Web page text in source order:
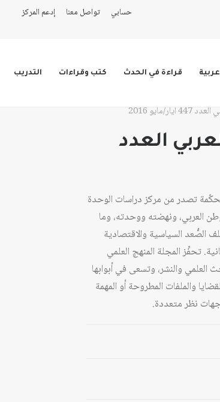
حسابي تواصل معنا إدعم المركز
قراءة في الحدث كتب وقراءات التدريب
مايو 2016
العدد
تصدر من مركز دراسات الوحدة
بشؤون الوطن العربي، ونهضته ووحدته، وما
الصُّعد السياسية والاقتصادية
تحفِّز المجلة المنهج العلمي
العلمي والنشر، وتسعى في أبوابها
والملفات المطروحة أو المهمة
نظر متعددة.